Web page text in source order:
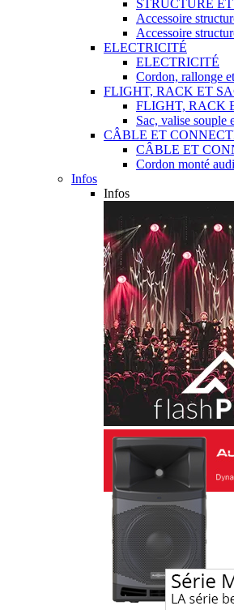
STRUCTURE
Accessoire
Accessoire
ELECTRICITÉ
ELECTRICITÉ
Cordon, rallonge
FLIGHT, RACK ET
FLIGHT, RACK
Sac, valise souple
CÂBLE ET
CÂBLE ET
Cordon monté
Infos
Infos